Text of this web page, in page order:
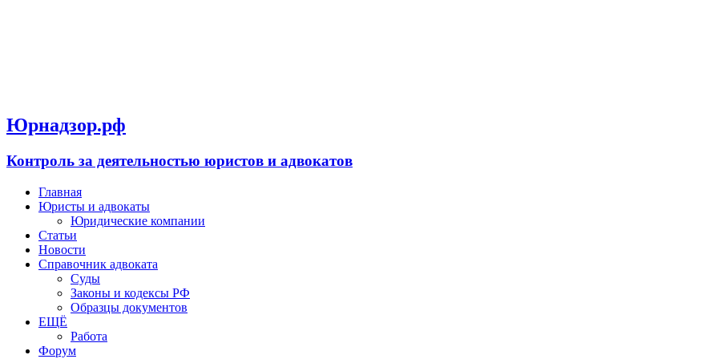
Юрнадзор.рф
Контроль за деятельностью юристов и адвокатов
Главная
Юристы и адвокаты
Юридические компании
Статьи
Новости
Справочник адвоката
Суды
Законы и кодексы РФ
Образцы документов
ЕЩЁ
Работа
Форум